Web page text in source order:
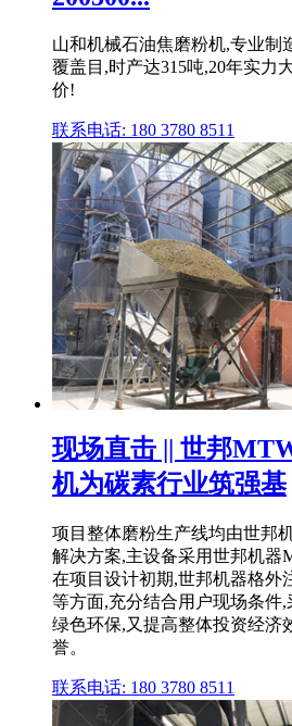
山和机械石油焦磨粉机,专业制
覆盖目,时产达315吨,20年实力
价!
联系电话: 180 3780 8511
现场直击 || 世邦
机为碳素行业筑强基
项目整体磨粉生产线均由世邦
解决方案,主设备采用世邦机器
在项目设计初期,世邦机器格外
等方面,充分结合用户现场条件,
绿色环保,又提高整体投资经济
誉。
联系电话: 180 3780 8511